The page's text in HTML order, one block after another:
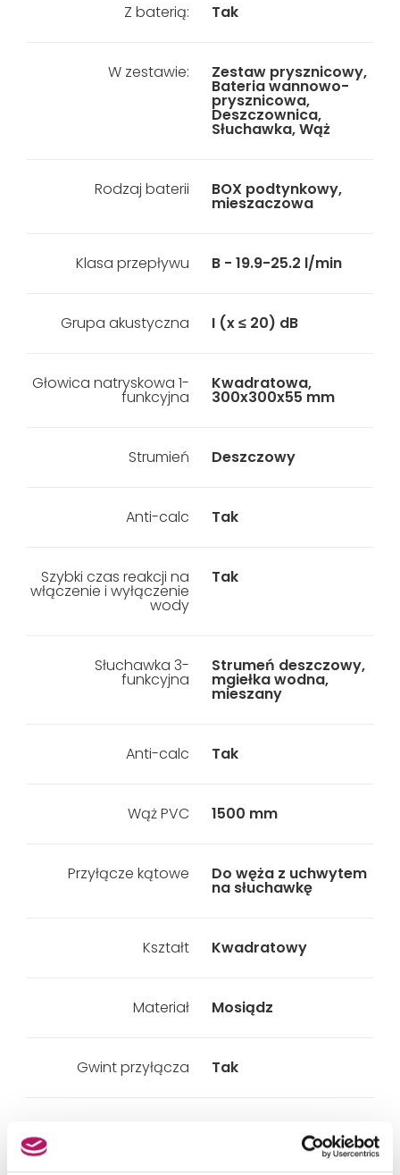
Z baterią: Tak
W zestawie: Zestaw prysznicowy,
Bateria wannowo-
prysznicowa,
Deszczownica,
Słuchawka, Wąż
Rodzaj baterii BOX podtynkowy,
mieszaczowa
Klasa przepływu B - 19.9-25.2 l/min
Grupa akustyczna I (x ≤ 20) dB
Głowica natryskowa 1-
funkcyjna
Kwadratowa,
300x300x55 mm
Strumień Deszczowy
Anti-calc Tak
Szybki czas reakcji na
włączenie i wyłączenie
wody
Tak
Słuchawka 3-
funkcyjna
Strumeń deszczowy,
mgiełka wodna,
mieszany
Anti-calc Tak
Wąż PVC 1500 mm
Przyłącze kątowe Do węża z uchwytem
na słuchawkę
Kształt Kwadratowy
Materiał Mosiądz
Gwint przyłącza Tak